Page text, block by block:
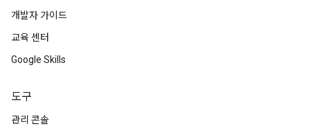
개발자 가이드
교육 센터
Google Skills
도구
관리 콘솔